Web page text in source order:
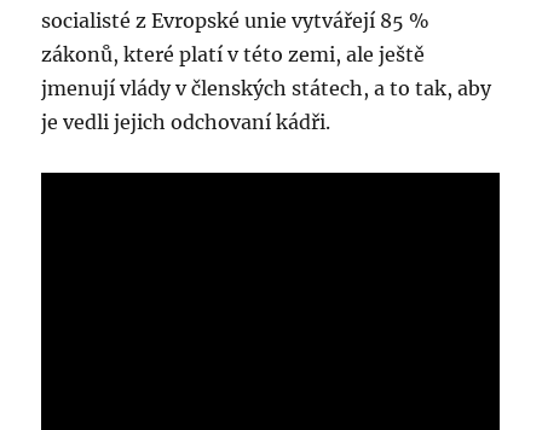
socialisté z Evropské unie vytvářejí 85 %
zákonů, které platí v této zemi, ale ještě
jmenují vlády v členských státech, a to tak, aby
je vedli jejich odchovaní kádři.